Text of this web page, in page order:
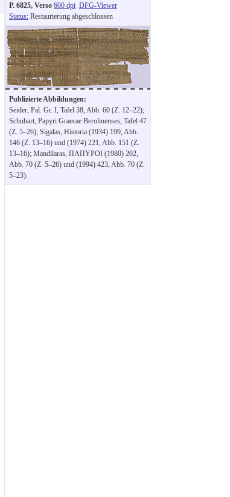
P. 6825, Verso 600 dpi DFG-Viewer
Status: Restaurierung abgeschlossen
Publizierte Abbildungen:
Seider, Pal. Gr. I, Tafel 38, Abb. 60 (Z. 12–22);
Schubart, Papyri Graecae Berolinenses, Tafel 47
(Z. 5–26); Sigalas, Historia (1934) 199, Abb.
146 (Z. 13–16) und (1974) 221, Abb. 151 (Z.
13–16); Mandilaras, ΠΑΠΥΡΟΙ (1980) 202,
Abb. 70 (Z. 5–26) und (1994) 423, Abb. 70 (Z.
5–23).